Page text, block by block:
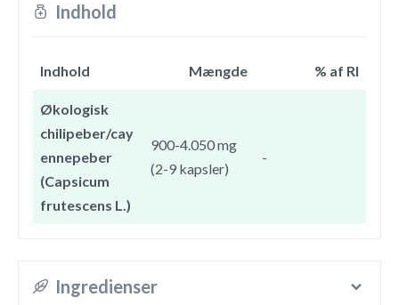
Indhold
Indhold Mængde % af RI
Økologisk
chilipeber/cay
ennepeber
(Capsicum
frutescens L.)
900-4.050 mg
(2-9 kapsler)
-
Ingredienser